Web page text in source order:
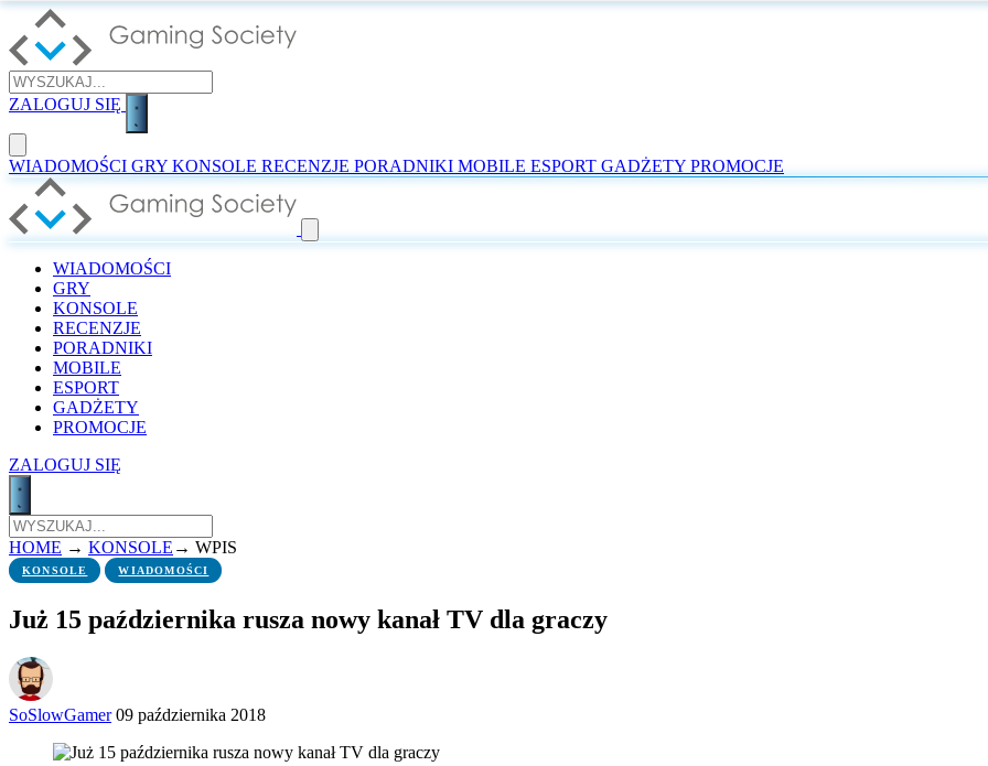
ZALOGUJ SIĘ
WIADOMOŚCI GRY KONSOLE RECENZJE PORADNIKI MOBILE ESPORT GADŻETY PROMOCJE
WIADOMOŚCI
GRY
KONSOLE
RECENZJE
PORADNIKI
MOBILE
ESPORT
GADŻETY
PROMOCJE
ZALOGUJ SIĘ
HOME → KONSOLE → WPIS
KONSOLE WIADOMOŚCI
Już 15 października rusza nowy kanał TV dla graczy
SoSlowGamer 09 października 2018